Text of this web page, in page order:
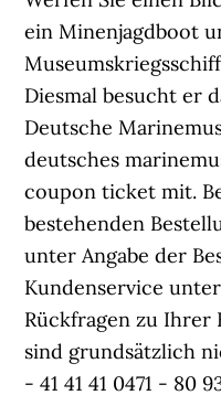
ein Minenjagdboot
Diesmal besucht er
Deutsche
deutsches
coupon ticket mit.
bestehenden
unter Angabe der
Kundenservice
Rückfragen zu Ihrer
sind grundsätzlich
- 41 41 41 0471 - 80